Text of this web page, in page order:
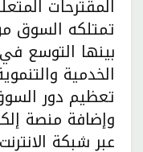
المقترحات
تمتلكه السوق
بينها التوسع
الخدمية
تعظيم دور
وإضافة منصة
عبر شبكة